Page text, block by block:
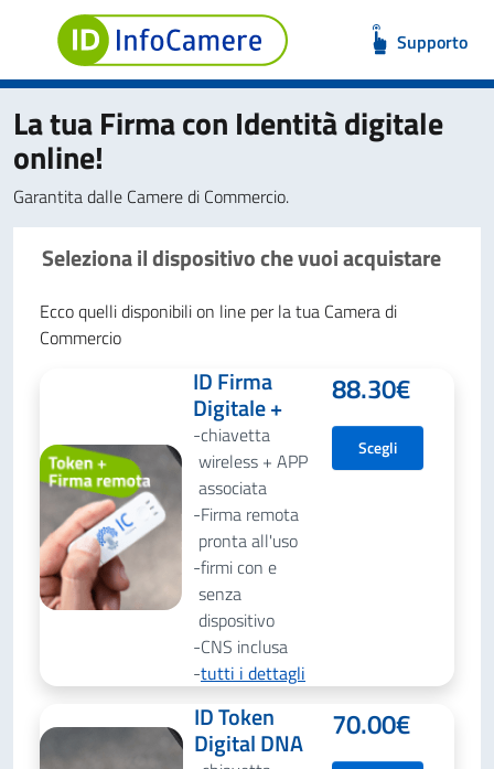
Supporto
La tua Firma con Identità digitale
online!
Garantita dalle Camere di Commercio.
Seleziona il dispositivo che vuoi acquistare
Ecco quelli disponibili on line per la tua Camera di
Commercio
ID Firma
Digitale +
chiavetta
wireless + APP
associata
Firma remota
pronta all'uso
firmi con e
senza
dispositivo
CNS inclusa
tutti i dettagli
88.30€
Scegli
ID Token
Digital DNA 70.00€